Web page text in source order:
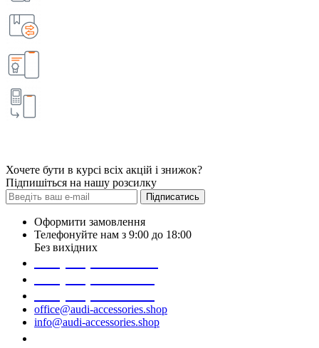
Хочете бути в курсі всіх акцій і знижок?
Підпишіться на нашу розсилку
Підписатись
Оформити замовлення
Телефонуйте нам з 9:00 до 18:00
Без вихідних
office@audi-accessories.shop
info@audi-accessories.shop